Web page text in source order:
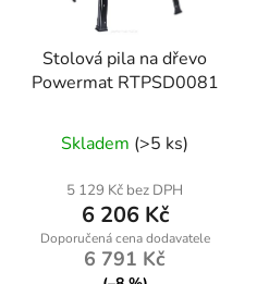
Stolová pila na dřevo
Powermat RTPSD0081
Skladem (>5 ks)
5 129 Kč bez DPH
6 206 Kč
6 791 Kč